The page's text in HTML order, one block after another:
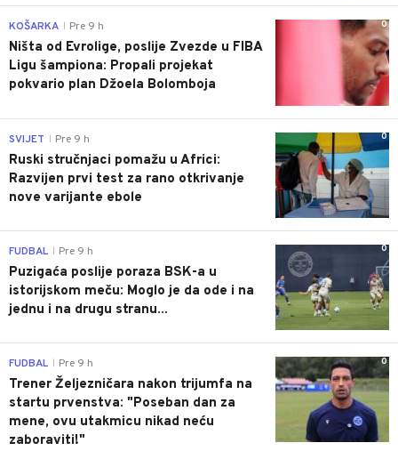
0
KOŠARKA Pre 9 h
Ništa od Evrolige, poslije Zvezde u FIBA
Ligu šampiona: Propali projekat
pokvario plan Džoela Bolomboja
0
SVIJET Pre 9 h
Ruski stručnjaci pomažu u Africi:
Razvijen prvi test za rano otkrivanje
nove varijante ebole
0
FUDBAL Pre 9 h
Puzigaća poslije poraza BSK-a u
istorijskom meču: Moglo je da ode i na
jednu i na drugu stranu...
0
FUDBAL Pre 9 h
Trener Željezničara nakon trijumfa na
startu prvenstva: "Poseban dan za
mene, ovu utakmicu nikad neću
zaboraviti!"